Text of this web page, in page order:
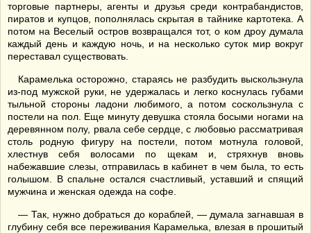
торговые партнеры, агенты и друзья среди контрабандистов,
пиратов и купцов, пополнялась скрытая в тайнике картотека. А
потом на Веселый остров возвращался тот, о ком дроу думала
каждый день и каждую ночь, и на несколько суток мир вокруг
переставал существовать.
Карамелька осторожно, стараясь не разбудить выскользнула
из-под мужской руки, не удержалась и легко коснулась губами
тыльной стороны ладони любимого, а потом соскользнула с
постели на пол. Еще минуту девушка стояла босыми ногами на
деревянном полу, рвала себе сердце, с любовью рассматривая
столь родную фигуру на постели, потом мотнула головой,
хлестнув себя волосами по щекам и, стряхнув вновь
набежавшие слезы, отправилась в кабинет в чем была, то есть
голышом. В спальне остался счастливый, уставший и спящий
мужчина и женская одежда на софе.
— Так, нужно добраться до кораблей, — думала загнавшая в
глубину себя все переживания Карамелька, влезая в прошитый